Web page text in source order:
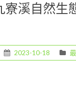
寮溪自然生
2023-10-18